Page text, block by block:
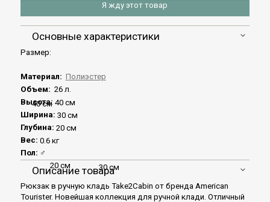
Я жду этот товар
Основные характеристики
40 см
20 см 30 см
Размер:
Материал: Полиэстер
Объем: 26 л.
Высота: 40 см
Ширина: 30 см
Глубина: 20 см
Вес: 0.6 кг
Пол: ♂
Описание товара
Рюкзак в ручную кладь Take2Cabin от бренда American
Tourister. Новейшая коллекция для ручной клади. Отличный